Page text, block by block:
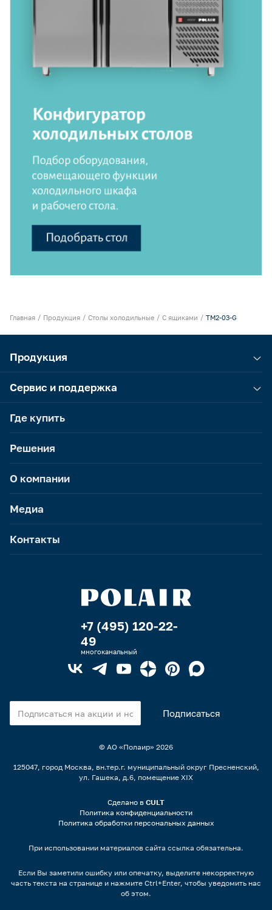
Главная Продукция Столы холодильные С ящиками TM2-03-G
Продукция
Сервис и поддержка
Где купить
Решения
О компании
Медиа
Контакты
+7 (495) 120-22-
49
многоканальный
© АО «Полаир» 2026
125047, город Москва, вн.тер.г. муниципальный округ Пресненский,
ул. Гашека, д.6, помещение XIX
Сделано в CULT
Политика конфиденциальности
Политика обработки персональных данных
При использовании материалов сайта ссылка обязательна.
Если Вы заметили ошибку или опечатку, выделите некорректную
часть текста на странице и нажмите Ctrl+Enter, чтобы уведомить нас
об этом.